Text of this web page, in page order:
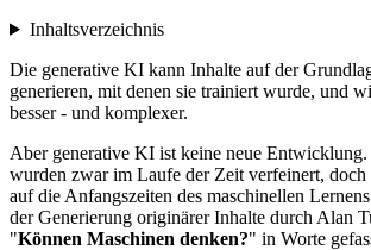
Inhaltsverzeichnis
Die generative KI kann Inhalte auf der
generieren, mit denen sie trainiert wurde, und
besser - und komplexer.
Aber generative KI ist keine neue
wurden zwar im Laufe der Zeit verfeinert, doch
auf die Anfangszeiten des maschinellen
der Generierung originärer Inhalte durch Alan
"Können Maschinen denken?" in Worte